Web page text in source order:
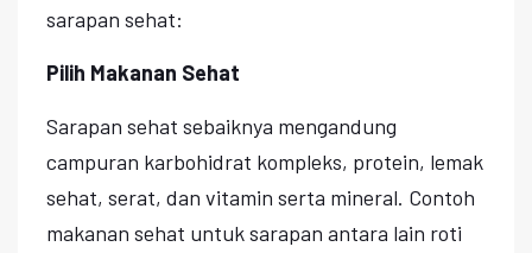
sarapan sehat:
Pilih Makanan Sehat
Sarapan sehat sebaiknya mengandung
campuran karbohidrat kompleks, protein, lemak
sehat, serat, dan vitamin serta mineral. Contoh
makanan sehat untuk sarapan antara lain roti